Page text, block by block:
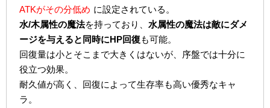
ATKがその分低め に設定されている。
水/木属性の魔法を持っており、水属性の魔法は敵にダメ
ージを与えると同時にHP回復も可能。
回復量は小とそこまで大きくはないが、序盤では十分に
役立つ効果。
耐久値が高く、回復によって生存率も高い優秀なキャ
ラ。